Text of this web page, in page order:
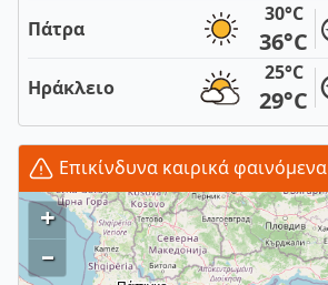
Πάτρα
30°C
36°C
Ηράκλειο
25°C
29°C
Επικίνδυνα καιρικά φαινόμενα
+
–